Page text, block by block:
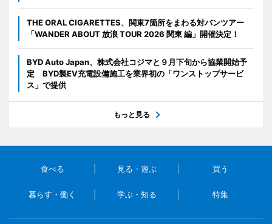
THE ORAL CIGARETTES、関東7箇所をまわる対バンツアー
「WANDER ABOUT 放浪 TOUR 2026 関東 編」開催決定！
BYD Auto Japan、株式会社コジマと９月下旬から協業開始予
定 BYD製EV充電設備施工を業界初の「ワンストップサービ
ス」で提供
もっと見る
食べる 見る・遊ぶ 買う
暮らす・働く 学ぶ・知る 特集